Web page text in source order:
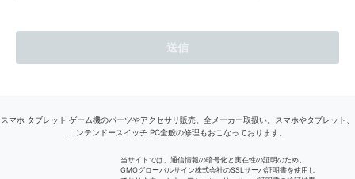
スマホ タブレット ゲーム機のパーツやアクセサリ販売。全メーカー取扱い。スマホやタブレット、
ニンテンドースイッチ PC全般の修理もおこなっております。
当サイトでは、通信情報の暗号化と実在性の証明のため、
GMOグローバルサイン株式会社のSSLサーバ証明書を使用し